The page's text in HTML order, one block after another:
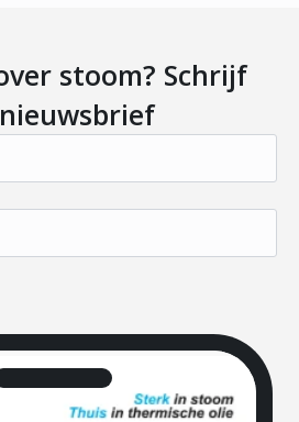
stoom? Schrijf